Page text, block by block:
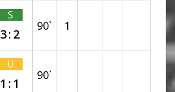
S
3:2
90` 1
U
1:1
90`